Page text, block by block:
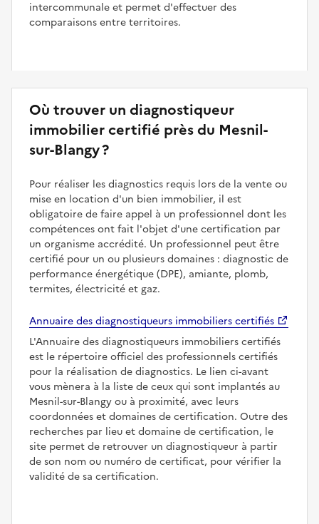
intercommunale et permet d'effectuer des
comparaisons entre territoires.
Où trouver un diagnostiqueur
immobilier certifié près du Mesnil-
sur-Blangy ?
Pour réaliser les diagnostics requis lors de la vente ou
mise en location d'un bien immobilier, il est
obligatoire de faire appel à un professionnel dont les
compétences ont fait l'objet d'une certification par
un organisme accrédité. Un professionnel peut être
certifié pour un ou plusieurs domaines : diagnostic de
performance énergétique (DPE), amiante, plomb,
termites, électricité et gaz.
Annuaire des diagnostiqueurs immobiliers certifiés
L'Annuaire des diagnostiqueurs immobiliers certifiés
est le répertoire officiel des professionnels certifiés
pour la réalisation de diagnostics. Le lien ci-avant
vous mènera à la liste de ceux qui sont implantés au
Mesnil-sur-Blangy ou à proximité, avec leurs
coordonnées et domaines de certification. Outre des
recherches par lieu et domaine de certification, le
site permet de retrouver un diagnostiqueur à partir
de son nom ou numéro de certificat, pour vérifier la
validité de sa certification.